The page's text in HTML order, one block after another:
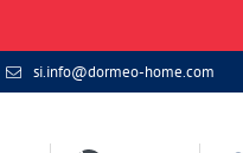
si.info@dormeo-home.com